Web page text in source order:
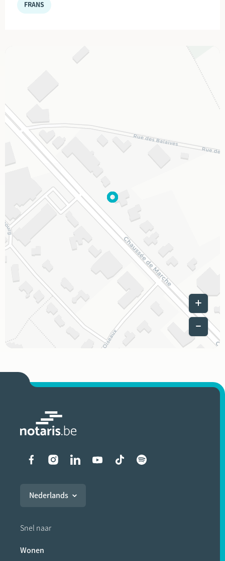
FRANS
Leaflet|©
Liens vers les réseaux
Nederlands
Snel naar
Wonen